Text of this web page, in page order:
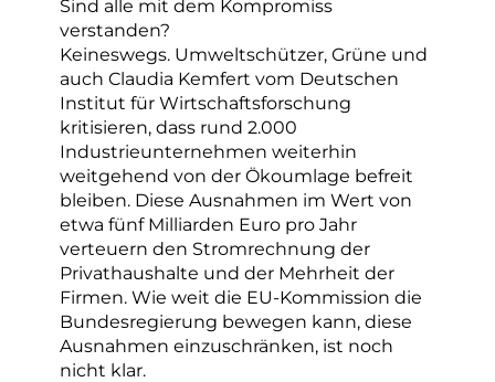
Sind alle mit dem Kompromiss
verstanden?
Keineswegs. Umweltschützer, Grüne und
auch Claudia Kemfert vom Deutschen
Institut für Wirtschaftsforschung
kritisieren, dass rund 2.000
Industrieunternehmen weiterhin
weitgehend von der Ökoumlage befreit
bleiben. Diese Ausnahmen im Wert von
etwa fünf Milliarden Euro pro Jahr
verteuern den Stromrechnung der
Privathaushalte und der Mehrheit der
Firmen. Wie weit die EU-Kommission die
Bundesregierung bewegen kann, diese
Ausnahmen einzuschränken, ist noch
nicht klar.